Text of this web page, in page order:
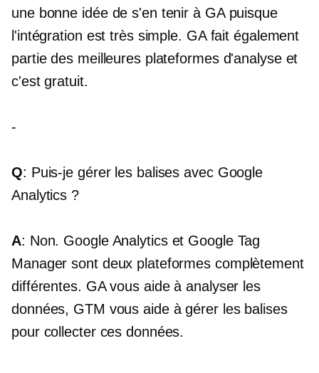
une bonne idée de s'en tenir à GA puisque
l'intégration est très simple. GA fait également
partie des meilleures plateformes d'analyse et
c'est gratuit.
-
Q: Puis-je gérer les balises avec Google
Analytics ?
A: Non. Google Analytics et Google Tag
Manager sont deux plateformes complètement
différentes. GA vous aide à analyser les
données, GTM vous aide à gérer les balises
pour collecter ces données.